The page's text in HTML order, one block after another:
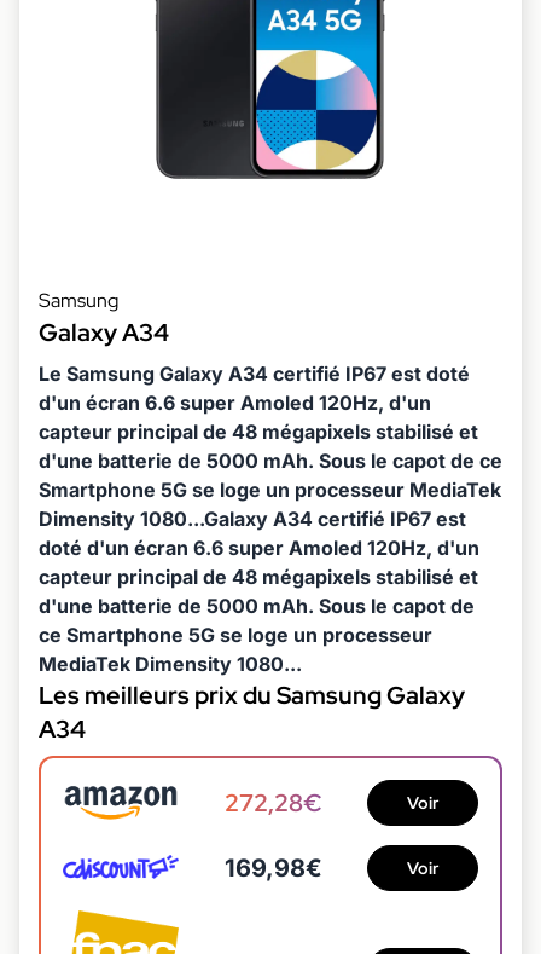
Samsung
Galaxy A34
Le Samsung Galaxy A34 certifié IP67 est doté
d'un écran 6.6 super Amoled 120Hz, d'un
capteur principal de 48 mégapixels stabilisé et
d'une batterie de 5000 mAh. Sous le capot de ce
Smartphone 5G se loge un processeur MediaTek
Dimensity 1080...Galaxy A34 certifié IP67 est
doté d'un écran 6.6 super Amoled 120Hz, d'un
capteur principal de 48 mégapixels stabilisé et
d'une batterie de 5000 mAh. Sous le capot de
ce Smartphone 5G se loge un processeur
MediaTek Dimensity 1080...
Les meilleurs prix du Samsung Galaxy
A34
272,28€ Voir
169,98€ Voir